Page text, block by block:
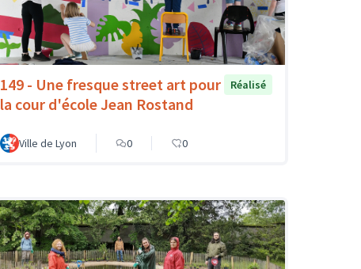
149 - Une fresque street art pour
la cour d'école Jean Rostand
Réalisé
Ville de Lyon 0 0